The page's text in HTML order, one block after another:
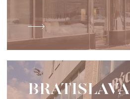
BRATISLAVA